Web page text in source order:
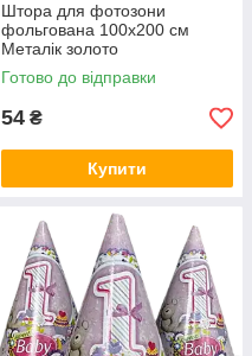
Штора для фотозони
фольгована 100х200 см
Металік золото
Готово до відправки
54 ₴
Купити